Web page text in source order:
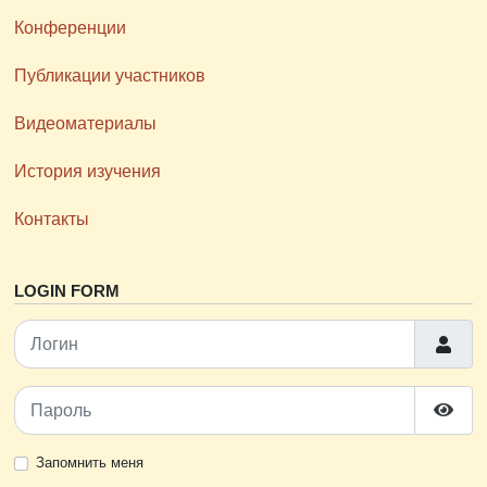
Конференции
Публикации участников
Видеоматериалы
История изучения
Контакты
LOGIN FORM
Логин
Пароль
Запомнить меня